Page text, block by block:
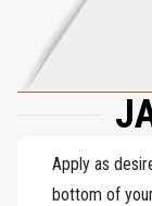
santalové dřevo a
stopě, která
Uklidňující,
nekonečného
Apply as
bottom of